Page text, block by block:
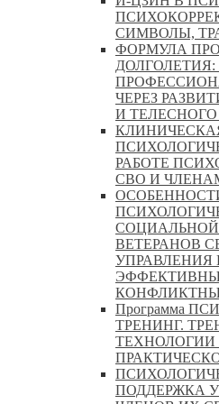
СИМВОЛЫ,
ФОРМУЛА
ЧЕРЕЗ
И
РАБОТЕ
СВО И
ВЕТЕРАНОВ
Программа
ТРЕНИНГ.
ТЕХНОЛОГИИ
ПОДДЕРЖКА